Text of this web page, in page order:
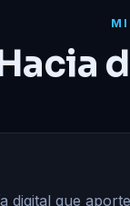
digital que aporte